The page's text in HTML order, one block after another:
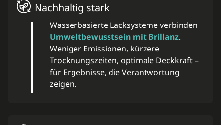
Nachhaltig stark
Wasserbasierte Lacksysteme verbinden
Umweltbewusstsein mit Brillanz.
Weniger Emissionen, kürzere
Trocknungszeiten, optimale Deckkraft –
für Ergebnisse, die Verantwortung
zeigen.